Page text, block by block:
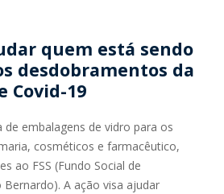
quem está sendo
desdobramentos da
Covid-19
de embalagens de vidro para os
cosméticos e farmacêutico,
ao FSS (Fundo Social de
Bernardo). A ação visa ajudar